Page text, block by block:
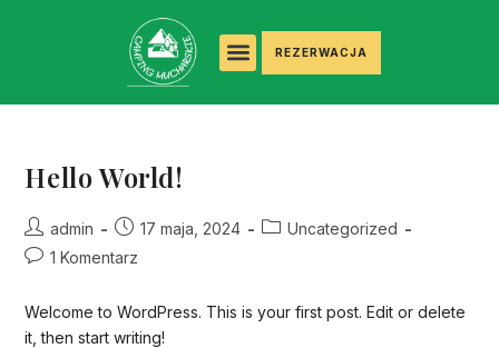
REZERWACJA
Hello World!
admin 17 maja, 2024
Uncategorized
1 Komentarz
Welcome to WordPress. This is your first post. Edit or delete
it, then start writing!